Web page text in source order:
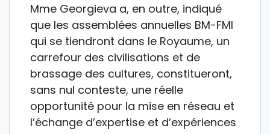
Mme Georgieva a, en outre, indiqué
que les assemblées annuelles BM-FMI
qui se tiendront dans le Royaume, un
carrefour des civilisations et de
brassage des cultures, constitueront,
sans nul conteste, une réelle
opportunité pour la mise en réseau et
l’échange d’expertise et d’expériences